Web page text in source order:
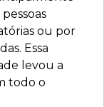
ou por
Essa
levou a
todo o